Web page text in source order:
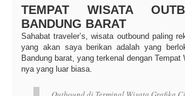
TEMPAT WISATA
BANDUNG BARAT
Sahabat traveler’s, wisata outbound paling
yang akan saya berikan adalah yang
Bandung barat, yang terkenal dengan Tempat
nya yang luar biasa.